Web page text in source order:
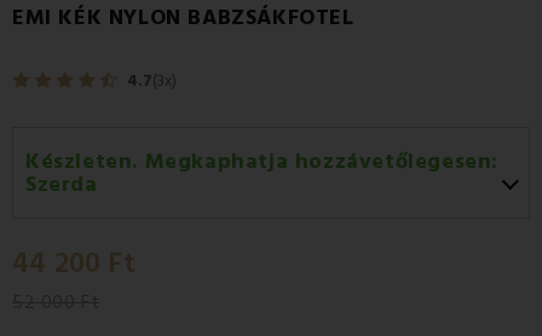
EMI KÉK NYLON BABZSÁKFOTEL
4.7(3x)
Készleten. Megkaphatja hozzávetőlegesen:
Szerda
Csütörtök 13.08
44 200 Ft